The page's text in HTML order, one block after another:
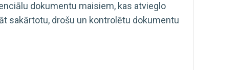
dokumentu maisiem, kas atvieglo
sakārtotu, drošu un kontrolētu dokumentu